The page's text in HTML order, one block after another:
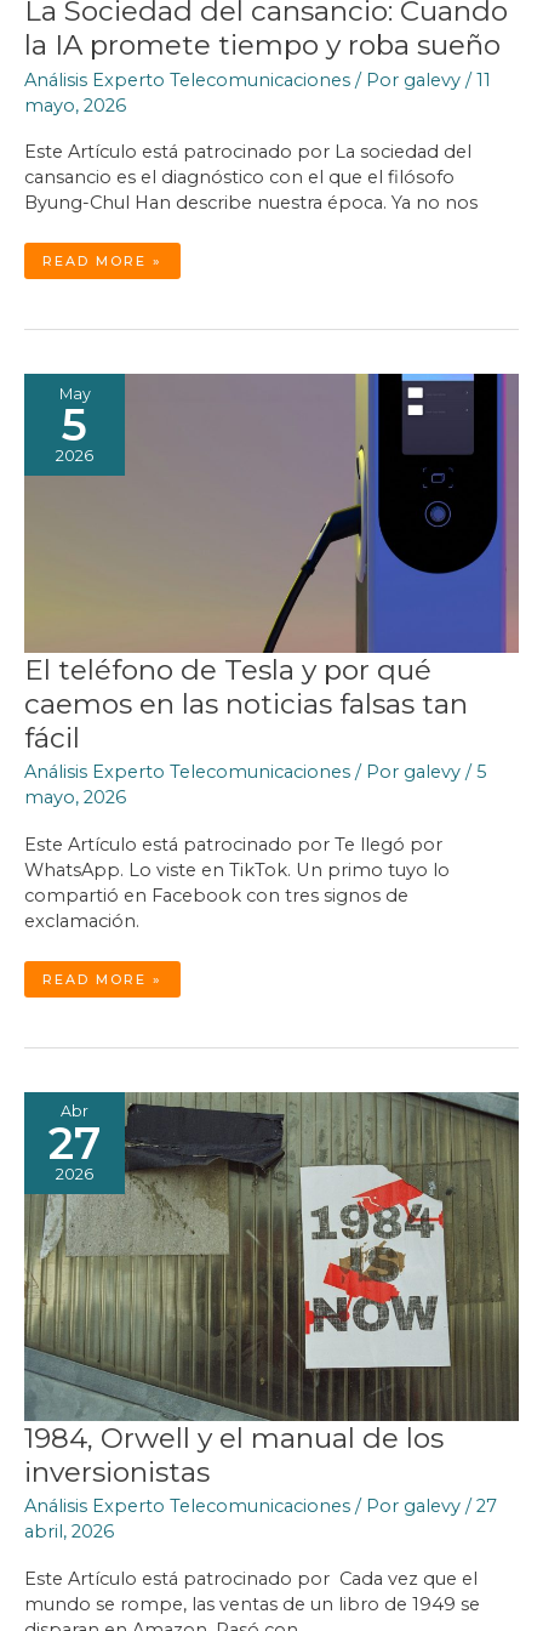
La Sociedad del cansancio: Cuando
la IA promete tiempo y roba sueño
Análisis Experto Telecomunicaciones / Por galevy /11
mayo, 2026
Este Artículo está patrocinado por La sociedad del
cansancio es el diagnóstico con el que el filósofo
Byung-Chul Han describe nuestra época. Ya no nos
LA
DEL
IA
SUEÑO
READ MORE »
May
5
2026
El teléfono de Tesla y por qué
caemos en las noticias falsas tan
fácil
Análisis Experto Telecomunicaciones / Por galevy / 5
mayo, 2026
Este Artículo está patrocinado por Te llegó por
WhatsApp. Lo viste en TikTok. Un primo tuyo lo
compartió en Facebook con tres signos de
exclamación.
EL
TELÉFONO
DE
QUÉ
FALSAS
TAN
FÁCIL
READ MORE »
Abr
27
2026
1984, Orwell y el manual de los
inversionistas
Análisis Experto Telecomunicaciones / Por galevy /27
abril, 2026
Este Artículo está patrocinado por Cada vez que el
mundo se rompe, las ventas de un libro de 1949 se